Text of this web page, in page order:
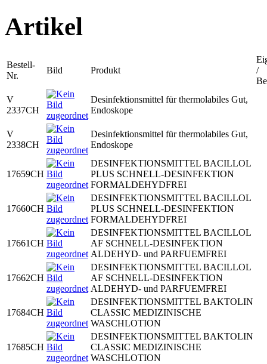
Artikel
Bestell-
Nr.
Bild Produkt
/
V
2337CH
Desinfektionsmittel für thermolabiles Gut,
Endoskope
V
2338CH
Desinfektionsmittel für thermolabiles Gut,
Endoskope
17659CH
DESINFEKTIONSMITTEL BACILLOL
PLUS SCHNELL-DESINFEKTION
FORMALDEHYDFREI
17660CH
DESINFEKTIONSMITTEL BACILLOL
PLUS SCHNELL-DESINFEKTION
FORMALDEHYDFREI
17661CH
DESINFEKTIONSMITTEL BACILLOL
AF SCHNELL-DESINFEKTION
ALDEHYD- und PARFUEMFREI
17662CH
DESINFEKTIONSMITTEL BACILLOL
AF SCHNELL-DESINFEKTION
ALDEHYD- und PARFUEMFREI
17684CH
DESINFEKTIONSMITTEL BAKTOLIN
CLASSIC MEDIZINISCHE
WASCHLOTION
17685CH
DESINFEKTIONSMITTEL BAKTOLIN
CLASSIC MEDIZINISCHE
WASCHLOTION